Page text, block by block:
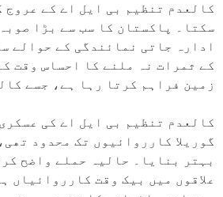
کالعدم تنظیم بی ایل اے کے
سکتا۔ پاکستان کا سب سے بڑا
ادارہ جاتی نمائندگی کے حوالے
کے ثمرات نہ ملنے کا احساس وقت
زمین فراہم کرتا رہا ہے، جسے
کالعدم تنظیم بی ایل اے کی
گوریلا کارروائیوں تک محدود
بہتر بنایا۔ حالیہ حملے واضح
علاقوں میں بیک وقت